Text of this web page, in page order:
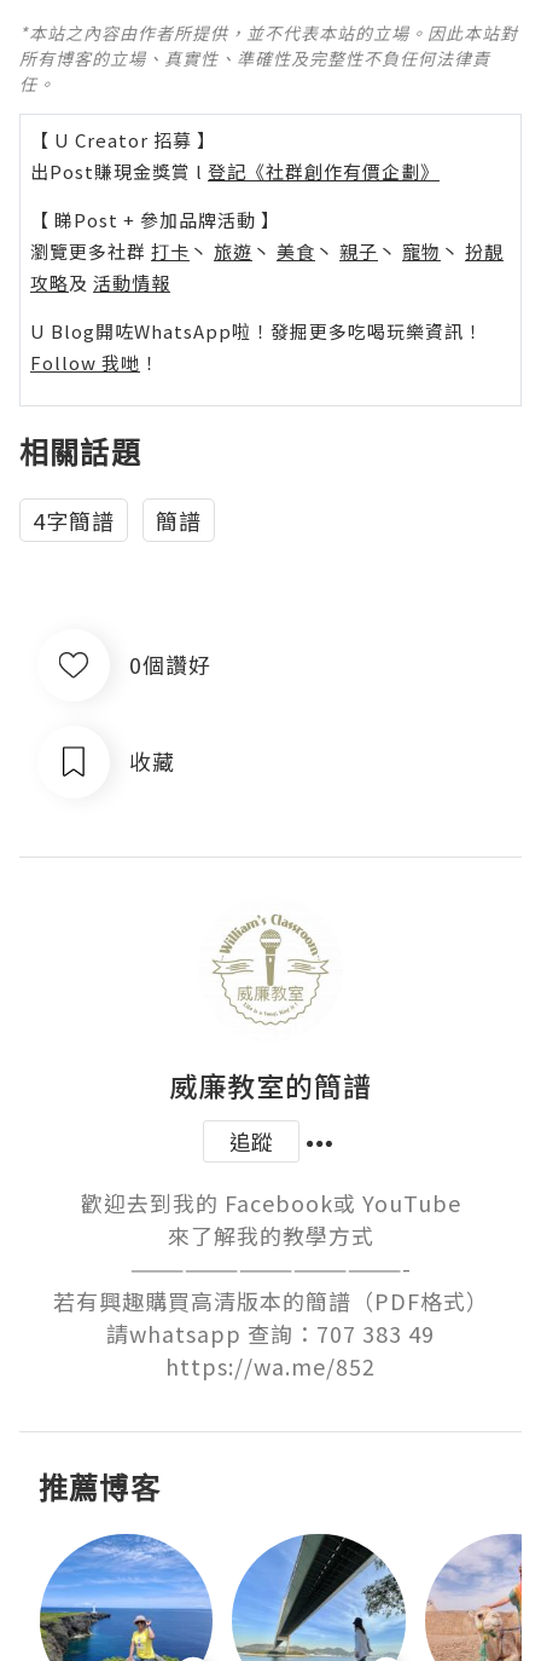
*本站之內容由作者所提供，並不代表本站的立場。因此本站對
所有博客的立場、真實性、準確性及完整性不負任何法律責
任。
【 U Creator 招募 】
出Post賺現金獎賞 l 登記《社群創作有價企劃》
【 睇Post + 參加品牌活動 】
瀏覽更多社群 打卡 丶 旅遊 丶 美食 丶 親子 丶 寵物 丶 扮靚
攻略及 活動情報
U Blog開咗WhatsApp啦！發掘更多吃喝玩樂資訊！
Follow 我哋 ！
相關話題
4字簡譜 簡譜
0個讚好
收藏
威廉教室的簡譜
追蹤
歡迎去到我的 Facebook或 YouTube
來了解我的教學方式
———————————————-
若有興趣購買高清版本的簡譜（PDF格式）
請whatsapp 查詢：707 383 49
https://wa.me/852
推薦博客